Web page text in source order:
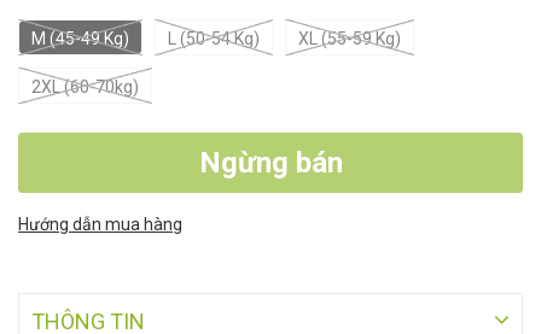
M (45-49 Kg) L (50-54 Kg) XL (55-59 Kg)
2XL (60-70kg)
Ngừng bán
Hướng dẫn mua hàng
THÔNG TIN